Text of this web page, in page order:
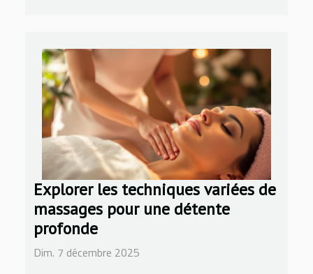
Explorer les techniques variées de
massages pour une détente
profonde
Dim. 7 décembre 2025